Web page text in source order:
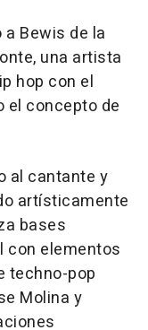
Bewis de la
una artista
hop con el
concepto de
al cantante y
artísticamente
bases
con elementos
techno-pop
Molina y